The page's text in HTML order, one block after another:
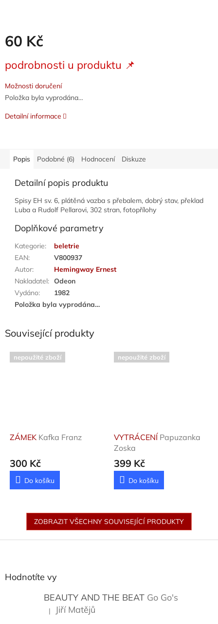
60 Kč
cena:
podrobnosti u produktu 📌
Možnosti doručení
Položka byla vyprodána…
Detailní informace
Popis Podobné (6) Hodnocení Diskuze
Detailní popis produktu
Spisy EH sv. 6, plátěná vazba s přebalem, dobrý stav, překlad
Luba a Rudolf Pellarovi, 302 stran, fotopřílohy
Doplňkové parametry
Kategorie:
beletrie
EAN:
V800937
Autor:
Hemingway Ernest
Nakladatel: Odeon
Vydáno:
1982
Položka byla vyprodána…
Související produkty
nepoužité zboží
ZÁMEK Kafka Franz
300 Kč
Do košíku
nepoužité zboží
VYTRÁCENÍ Papuzanka
Zoska
399 Kč
Do košíku
ZOBRAZIT VŠECHNY SOUVISEJÍCÍ PRODUKTY
Hodnotíte vy
BEAUTY AND THE BEAT Go Go's
Hodnocení produktu je 5 z 5 hvězdiček.
| Jiří Matějů